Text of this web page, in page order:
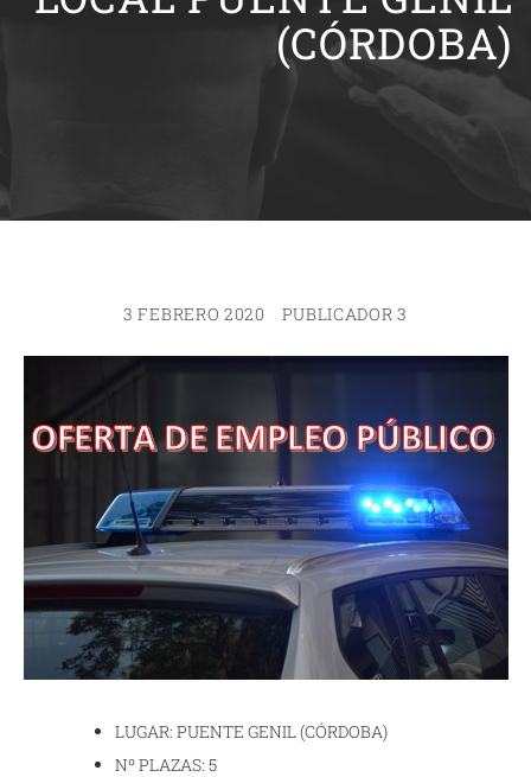
(CÓRDOBA)
3 FEBRERO 2020 PUBLICADOR 3
LUGAR: PUENTE GENIL (CÓRDOBA)
Nº PLAZAS: 5